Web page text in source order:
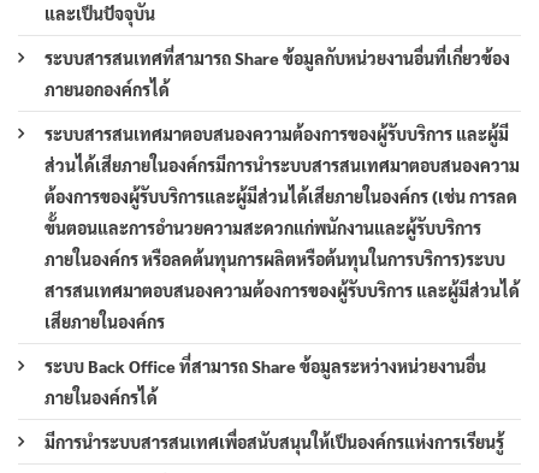
และเป็นปัจจุบัน
ระบบสารสนเทศที่สามารถ Share ข้อมูลกับหน่วยงานอื่นที่เกี่ยวข้อง
ภายนอกองค์กรได้
ระบบสารสนเทศมาตอบสนองความต้องการของผู้รับบริการ และผู้มี
ส่วนได้เสียภายในองค์กรมีการนำระบบสารสนเทศมาตอบสนองความ
ต้องการของผู้รับบริการและผู้มีส่วนได้เสียภายในองค์กร (เช่น การลด
ขั้นตอนและการอำนวยความสะดวกแก่พนักงานและผู้รับบริการ
ภายในองค์กร หรือลดต้นทุนการผลิตหรือต้นทุนในการบริการ)ระบบ
สารสนเทศมาตอบสนองความต้องการของผู้รับบริการ และผู้มีส่วนได้
เสียภายในองค์กร
ระบบ Back Office ที่สามารถ Share ข้อมูลระหว่างหน่วยงานอื่น
ภายในองค์กรได้
มีการนำระบบสารสนเทศเพื่อสนับสนุนให้เป็นองค์กรแห่งการเรียนรู้